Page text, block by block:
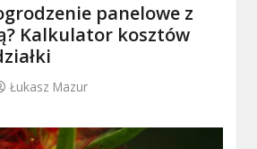
panelowe z
Kalkulator kosztów
Łukasz Mazur